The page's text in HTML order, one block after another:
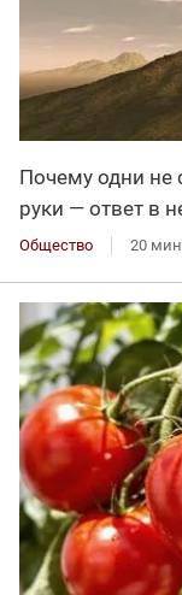
Почему одни не
руки — ответ в
Общество 20